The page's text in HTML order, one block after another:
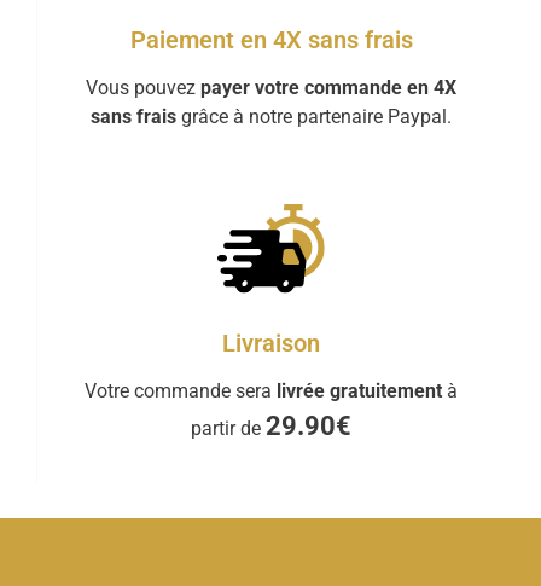
Paiement en 4X sans frais
Vous pouvez payer votre commande en 4X
sans frais grâce à notre partenaire Paypal.
Livraison
Votre commande sera livrée gratuitement à
partir de 29.90€